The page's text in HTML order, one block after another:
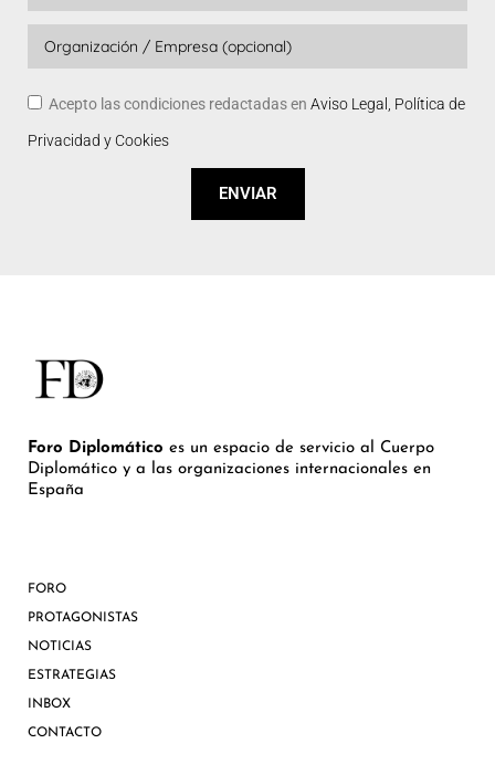
Acepto las condiciones redactadas en Aviso Legal, Política de
Privacidad y Cookies
ENVIAR
Foro Diplomático es un espacio de servicio al Cuerpo
Diplomático y a las organizaciones internacionales en
España
FORO
PROTAGONISTAS
NOTICIAS
ESTRATEGIAS
INBOX
CONTACTO